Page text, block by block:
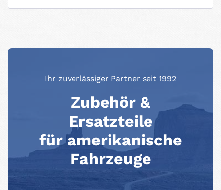
Ihr zuverlässiger Partner seit 1992
Zubehör &
Ersatzteile
für amerikanische
Fahrzeuge